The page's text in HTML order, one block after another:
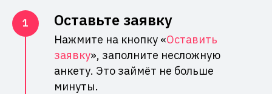
Оставьте заявку
Нажмите на кнопку «Оставить
заявку», заполните несложную
анкету. Это займёт не больше
минуты.